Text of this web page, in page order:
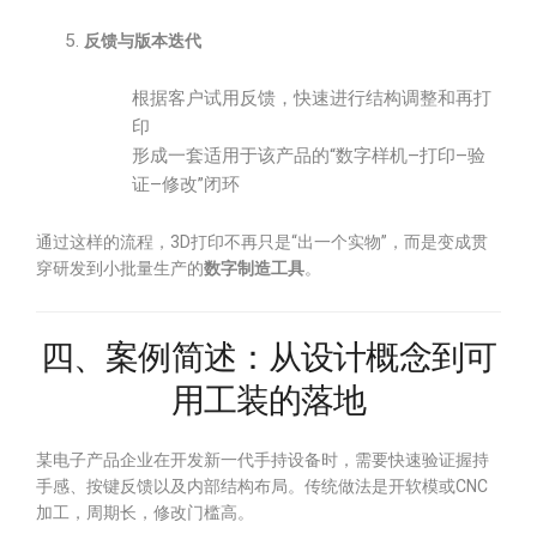
反馈与版本迭代
根据客户试用反馈，快速进行结构调整和再打
印
形成一套适用于该产品的“数字样机–打印–验
证–修改”闭环
通过这样的流程，3D打印不再只是“出一个实物”，而是变成贯
穿研发到小批量生产的数字制造工具。
四、案例简述：从设计概念到可
用工装的落地
某电子产品企业在开发新一代手持设备时，需要快速验证握持
手感、按键反馈以及内部结构布局。传统做法是开软模或CNC
加工，周期长，修改门槛高。